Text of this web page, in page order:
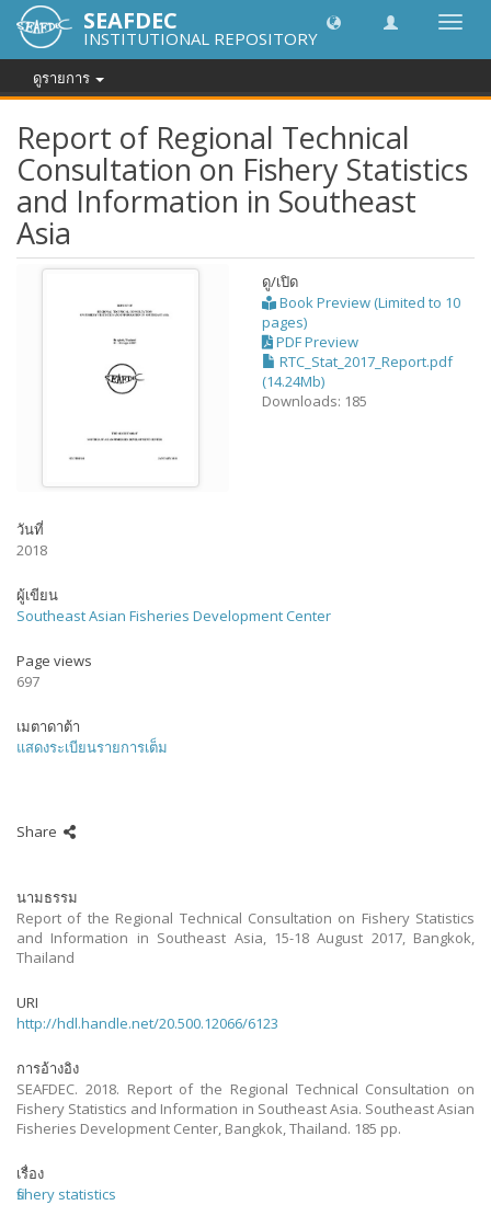
SEAFDEC
INSTITUTIONAL REPOSITORY
ดูรายการ
Report of Regional Technical
Consultation on Fishery Statistics
and Information in Southeast
Asia
ดู/เปิด
Book Preview (Limited to 10
pages)
PDF Preview
RTC_Stat_2017_Report.pdf
(14.24Mb)
Downloads: 185
วันที่
2018
ผู้เขียน
Southeast Asian Fisheries Development Center
Page views
697
เมตาดาต้า
แสดงระเบียนรายการเต็ม
Share
นามธรรม
Report of the Regional Technical Consultation on Fishery Statistics
and Information in Southeast Asia, 15-18 August 2017, Bangkok,
Thailand
URI
http://hdl.handle.net/20.500.12066/6123
การอ้างอิง
SEAFDEC. 2018. Report of the Regional Technical Consultation on
Fishery Statistics and Information in Southeast Asia. Southeast Asian
Fisheries Development Center, Bangkok, Thailand. 185 pp.
เรื่อง
fishery statistics